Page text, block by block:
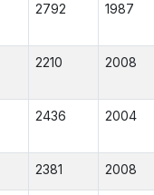
2792 1987
2210 2008
2436 2004
2381 2008